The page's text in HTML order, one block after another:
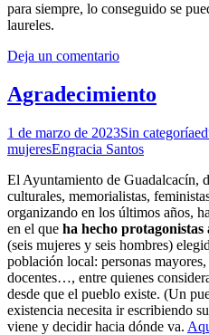
para siempre, lo conseguido se
laureles.
Deja un comentario
Agradecimiento
1 de marzo de 2023Sin categoría
mujeresEngracia Santos
El Ayuntamiento de Guadalcacín,
culturales, memorialistas,
organizando en los últimos años,
en el que ha hecho protagonistas
(seis mujeres y seis hombres)
población local: personas
docentes…, entre quienes
desde que el pueblo existe. (Un
existencia necesita ir escribiendo
viene y decidir hacia dónde va.